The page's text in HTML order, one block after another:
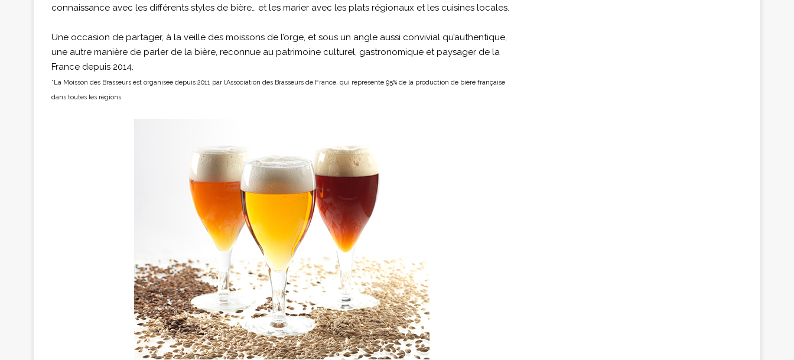
connaissance avec les différents styles de bière… et les marier avec les plats régionaux et les cuisines locales.
Une occasion de partager, à la veille des moissons de l’orge, et sous un angle aussi convivial qu’authentique,
une autre manière de parler de la bière, reconnue au patrimoine culturel, gastronomique et paysager de la
France depuis 2014.
*La Moisson des Brasseurs est organisée depuis 2011 par l’Association des Brasseurs de France, qui représente 95% de la production de bière française
dans toutes les régions.